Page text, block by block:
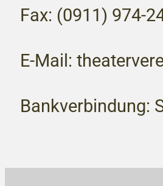
Fax: (0911) 974-
E-Mail:
Bankverbindung: